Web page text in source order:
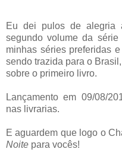
Eu dei pulos de
segundo volume da
minhas séries preferidas
sendo trazida para o
sobre o primeiro livro.
Lançamento em 09/08/
nas livrarias.
E aguardem que logo o
Noite para vocês!